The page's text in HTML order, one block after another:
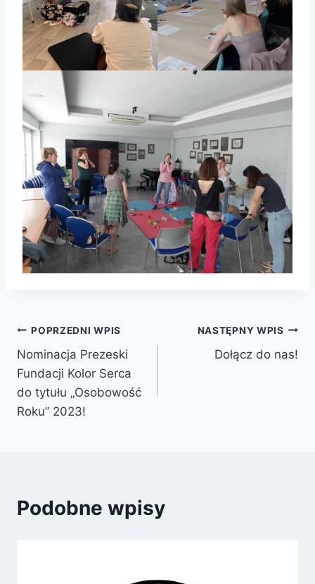
Nawigacja
wpisu
POPRZEDNI WPIS
Nominacja Prezeski
Fundacji Kolor Serca
do tytułu „Osobowość
Roku” 2023!
NASTĘPNY WPIS
Dołącz do nas!
Podobne wpisy